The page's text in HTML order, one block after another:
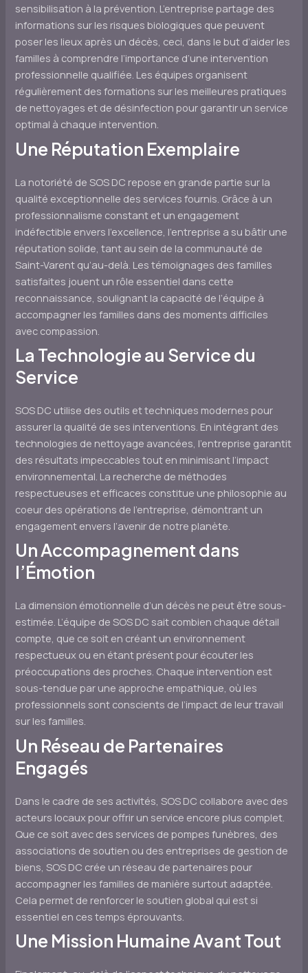
sensibilisation à la prévention. L’entreprise partage des
informations sur les risques biologiques que peuvent
poser les lieux après un décès, ceci, dans le but d’aider les
familles à comprendre l’importance d’une intervention
professionnelle qualifiée. Les équipes organisent
régulièrement des formations sur les meilleures pratiques
de nettoyages et de désinfection pour garantir un service
optimal à chaque intervention.
Une Réputation Exemplaire
La notoriété de SOS DC repose en grande partie sur la
qualité exceptionnelle des services fournis. Grâce à un
professionnalisme constant et un engagement
indéfectible envers l’excellence, l’entreprise a su bâtir une
réputation solide, tant au sein de la communauté de
Saint-Varent qu’au-delà. Les témoignages des familles
satisfaites jouent un rôle essentiel dans cette
reconnaissance, soulignant la capacité de l’équipe à
accompagner les familles dans des moments difficiles
avec compassion.
La Technologie au Service du
Service
SOS DC utilise des outils et techniques modernes pour
assurer la qualité de ses interventions. En intégrant des
technologies de nettoyage avancées, l’entreprise garantit
des résultats impeccables tout en minimisant l’impact
environnemental. La recherche de méthodes
respectueuses et efficaces constitue une philosophie au
coeur des opérations de l’entreprise, démontrant un
engagement envers l’avenir de notre planète.
Un Accompagnement dans
l’Émotion
La dimension émotionnelle d’un décès ne peut être sous-
estimée. L’équipe de SOS DC sait combien chaque détail
compte, que ce soit en créant un environnement
respectueux ou en étant présent pour écouter les
préoccupations des proches. Chaque intervention est
sous-tendue par une approche empathique, où les
professionnels sont conscients de l’impact de leur travail
sur les familles.
Un Réseau de Partenaires
Engagés
Dans le cadre de ses activités, SOS DC collabore avec des
acteurs locaux pour offrir un service encore plus complet.
Que ce soit avec des services de pompes funèbres, des
associations de soutien ou des entreprises de gestion de
biens, SOS DC crée un réseau de partenaires pour
accompagner les familles de manière surtout adaptée.
Cela permet de renforcer le soutien global qui est si
essentiel en ces temps éprouvants.
Une Mission Humaine Avant Tout